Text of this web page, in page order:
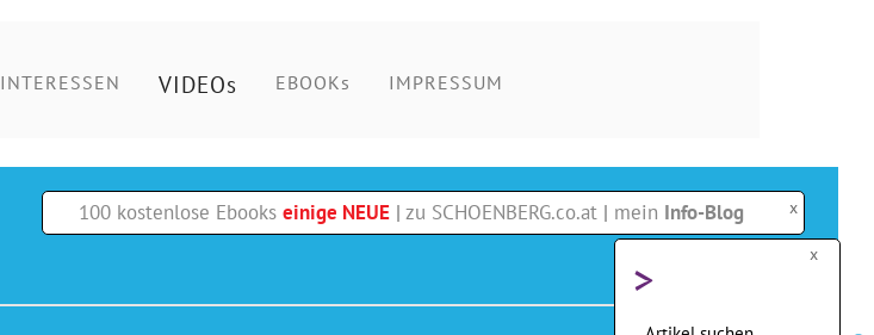
100 kostenlose Ebooks einige NEUE | zu SCHOENBERG.co.at | mein Info-Blog x
INTERESSEN VIDEOs EBOOKs IMPRESSUM
x
>